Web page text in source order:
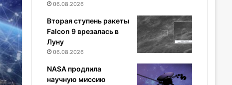
06.08.2026
Вторая ступень ракеты
Falcon 9 врезалась в
Луну
06.08.2026
NASA продлила
научную миссию